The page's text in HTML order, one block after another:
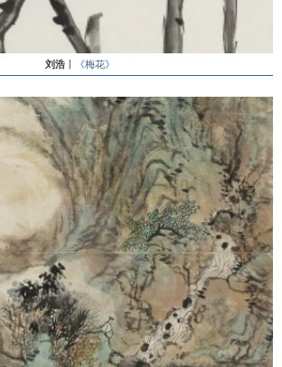
刘浩丨 《梅花》